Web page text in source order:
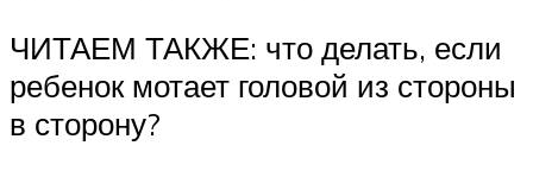
ЧИТАЕМ ТАКЖЕ: что делать, если
ребенок мотает головой из стороны
в сторону?